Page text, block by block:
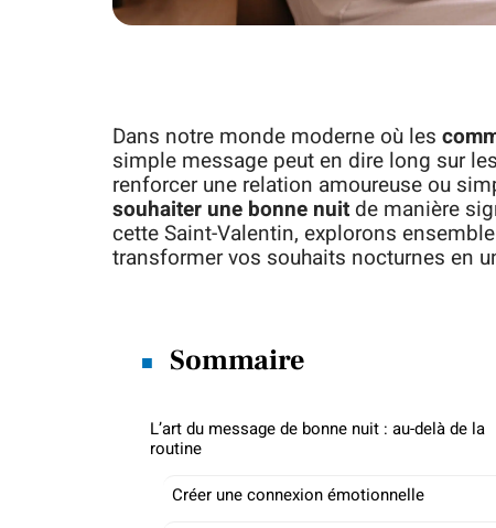
Dans notre monde moderne où les
simple message peut en dire long sur
renforcer une relation amoureuse ou
souhaiter une bonne nuit de manière
cette Saint-Valentin, explorons
transformer vos souhaits nocturnes en
Sommaire
L’art du message de bonne nuit : au-delà de la
routine
Créer une connexion émotionnelle